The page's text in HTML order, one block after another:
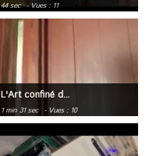
44 sec - Vues : 11
L'Art confiné d...
1 min 31 sec - Vues : 10